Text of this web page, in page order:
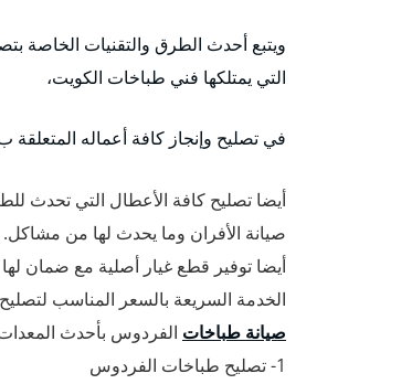
ويتبع أحدث الطرق والتقنيات الخاصة
التي يمتلكها فني طباخات الكويت،
في تصليح وإنجاز كافة أعماله المتعلقة
أيضا تصليح كافة الأعطال التي تحدث
صيانة الأفران وما يحدث لها من مشاكل.
أيضا توفير قطع غيار أصلية مع ضمان لها
الخدمة السريعة بالسعر المناسب
صيانة طباخات الفردوس بأحدث
1- تصليح طباخات الفردوس